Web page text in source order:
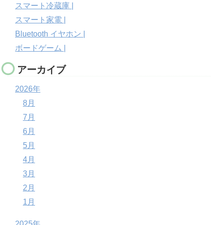
スマート冷蔵庫 |
スマート家電 |
Bluetooth イヤホン |
ボードゲーム |
アーカイブ
2026年
8月
7月
6月
5月
4月
3月
2月
1月